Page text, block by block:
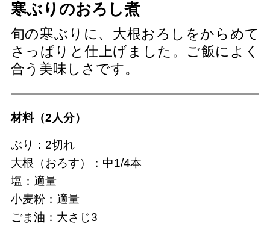
寒ぶりのおろし煮
旬の寒ぶりに、大根おろしをからめて
さっぱりと仕上げました。ご飯によく
合う美味しさです。
材料（2人分）
ぶり：2切れ
大根（おろす）：中1/4本
塩：適量
小麦粉：適量
ごま油：大さじ3